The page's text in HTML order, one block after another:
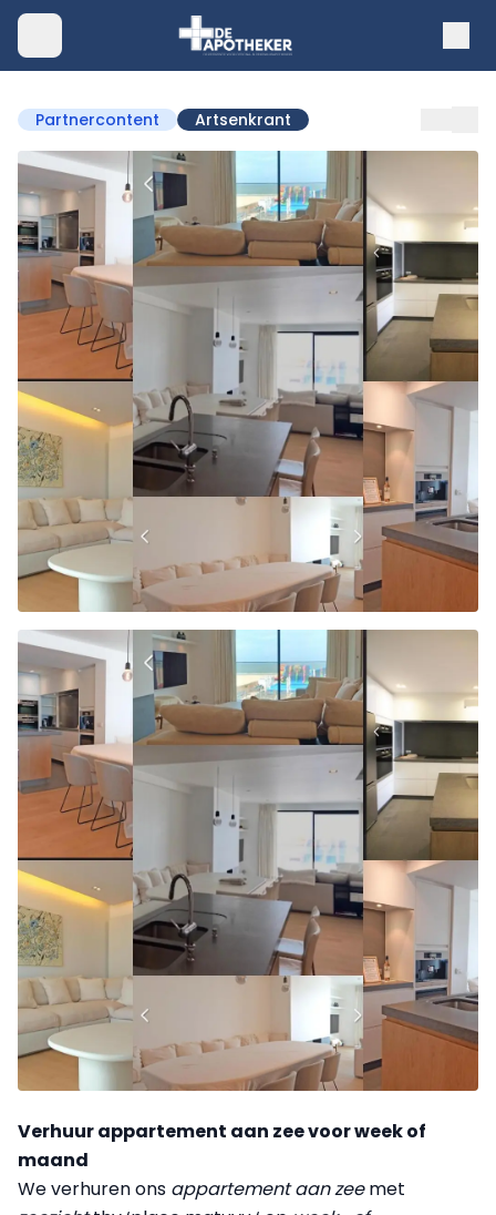
Partnercontent Artsenkrant
Verhuur appartement aan zee voor week of
maand
We verhuren ons appartement aan zeemet